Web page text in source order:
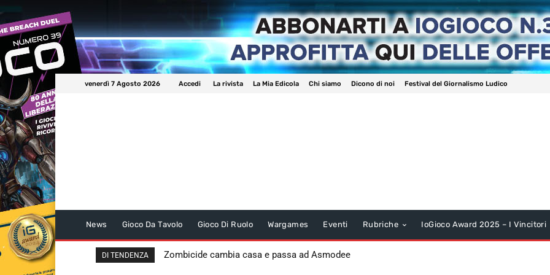
venerdì 7 Agosto 2026 Accedi La rivista La Mia Edicola Chi siamo Dicono di noi Festival del Giornalismo Ludico
News Gioco Da Tavolo Gioco Di Ruolo Wargames Eventi Rubriche IoGioco Award 2025 – I Vincitori
DI TENDENZA Zombicide cambia casa e passa ad Asmodee